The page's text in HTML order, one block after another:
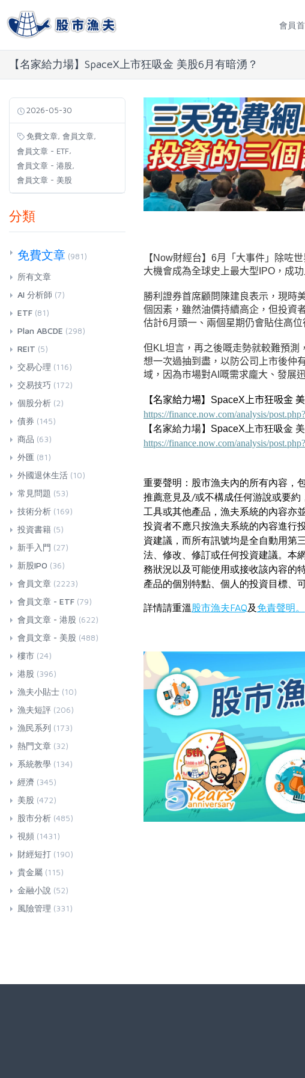
會員
【名家給力場】SpaceX上市狂吸金 美股6月有暗湧？
【Now財經台】6月「大事件」除咗
大機會成為全球史上最大型IPO，成
勝利證券首席顧問陳建良表示，現時
個因素，雖然油價持續高企，但投資
估計6月頭一、兩個星期仍會貼住高位
但KL坦言，再之後嘅走勢就較難預測
想一次過抽到盡，以防公司上市後仲
域，因為市場對AI嘅需求龐大、發展
【名家給力場】SpaceX上市狂吸金
https://finance.now.com/analysis/
【名家給力場】SpaceX上市狂吸金
https://finance.now.com/analysis/
重要聲明：股市漁夫內的所有內容，
推薦意見及/或不構成任何游說或要
工具或其他產品，漁夫系統的內容亦
投資者不應只按漁夫系統的內容進行
資建議，而所有訊號均是全自動用第
法、修改、修訂或任何投資建議。本
務狀況以及可能使用或接收該內容的
產品的個別特點、個人的投資目標、
詳情請重溫 股市漁夫FAQ及 免責聲明。
2026-05-30
免費文章 會員文章
會員文章 - ETF,
會員文章 - 港股
會員文章 - 美股
分類
免費文章 (981)
所有文章
AI 分析師 (7)
ETF (81)
Plan ABCDE (298)
REIT (5)
交易心理 (116)
交易技巧 (172)
個股分析 (2)
債券 (145)
商品 (63)
外匯 (81)
外國退休生活 (10)
常見問題 (53)
技術分析 (169)
投資書籍 (5)
新手入門 (27)
新股IPO (36)
會員文章 (2223)
會員文章 - ETF (79)
會員文章 - 港股 (622)
會員文章 - 美股 (488)
樓市 (24)
港股 (396)
漁夫小貼士 (10)
漁夫短評 (206)
漁民系列 (173)
熱門文章 (32)
系統教學 (134)
經濟 (345)
美股 (472)
股市分析 (485)
視頻 (1431)
財經短打 (190)
貴金屬 (115)
金融小說 (52)
風險管理 (331)